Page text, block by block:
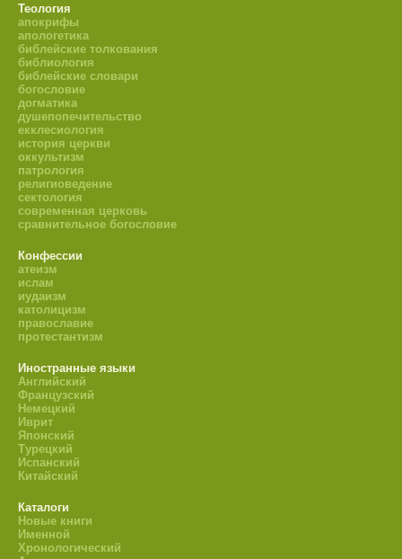
Теология
апокрифы
апологетика
библейские толкования
библиология
библейские словари
богословие
догматика
душепопечительство
екклесиология
история церкви
оккультизм
патрология
религиоведение
сектология
современная церковь
сравнительное богословие
Конфессии
атеизм
ислам
иудаизм
католицизм
православие
протестантизм
Иностранные языки
Английский
Французский
Немецкий
Иврит
Японский
Турецкий
Испанский
Китайский
Каталоги
Новые книги
Именной
Хронологический